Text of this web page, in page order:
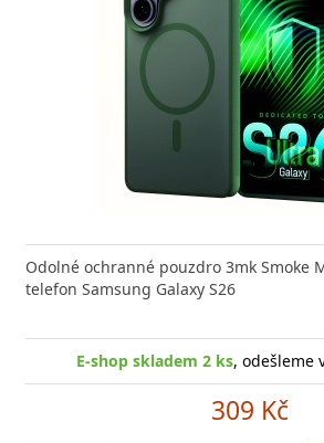
Odolné ochranné pouzdro 3mk Smoke
telefon Samsung Galaxy S26
E-shop skladem 2 ks, odešleme
309 Kč
Pro 2C + U je výkonná a kompaktní
technologií, která
shop skladem 1 ks, odešleme v úterý 11.
1 039 Kč